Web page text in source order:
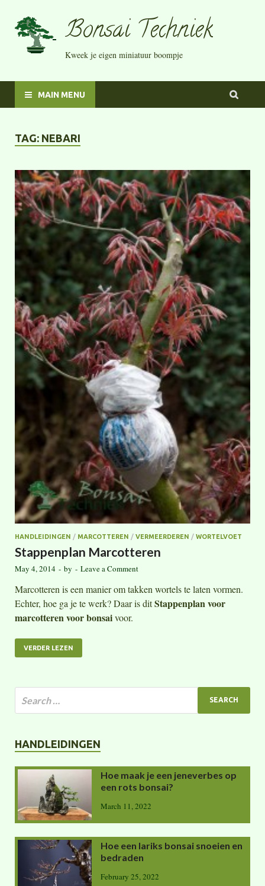
Bonsai Techniek
Kweek je eigen miniatuur boompje
MAIN MENU
TAG: NEBARI
HANDLEIDINGEN / MARCOTTEREN / VERMEERDEREN / WORTELVOET
Stappenplan Marcotteren
May 4, 2014 - by - Leave a Comment
Marcotteren is een manier om takken wortels te laten vormen.
Echter, hoe ga je te werk? Daar is ditStappenplan voor
marcotteren voor bonsaivoor.
VERDER LEZEN
HANDLEIDINGEN
Hoe maak je een jeneverbes op
een rots bonsai?
March 11, 2022
Hoe een lariks bonsai snoeien en
bedraden
February 25, 2022